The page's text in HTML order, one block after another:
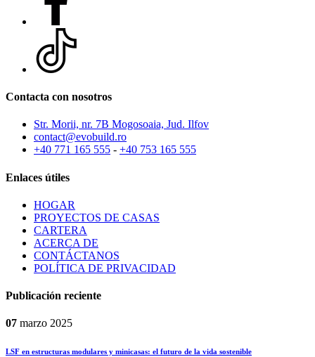
Contacta con nosotros
Str. Morii, nr. 7B Mogosoaia, Jud. Ilfov
contact@evobuild.ro
+40 771 165 555 - +40 753 165 555
Enlaces útiles
HOGAR
PROYECTOS DE CASAS
CARTERA
ACERCA DE
CONTÁCTANOS
POLÍTICA DE PRIVACIDAD
Publicación reciente
07 marzo 2025
LSF en estructuras modulares y minicasas: el futuro de la vida sostenible